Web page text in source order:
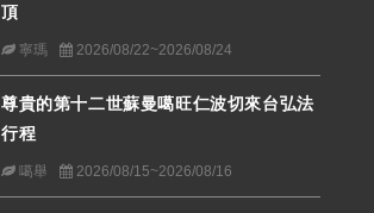
頂
寧瑪 2026/08/22~2026/08/24
尊貴的第十二世蘇曼噶旺仁波切來台弘法
行程
噶舉 2026/08/15~2026/08/16